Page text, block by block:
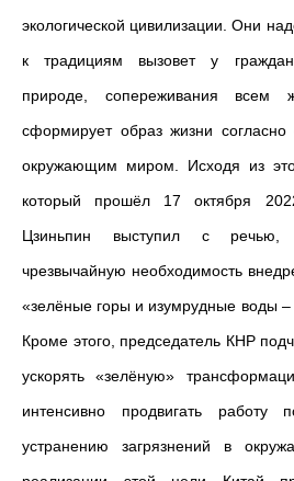
экологической цивилизации. Они
к традициям вызовет у
природе, сопереживания всем
сформирует образ жизни
окружающим миром. Исходя из
который прошёл 17 октября
Цзиньпин выступил с
чрезвычайную необходимость
«зелёные горы и изумрудные воды –
Кроме этого, председатель КНР
ускорять «зелёную»
интенсивно продвигать
устранению загрязнений в